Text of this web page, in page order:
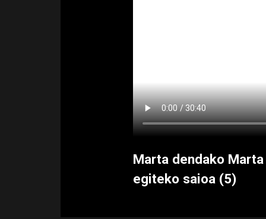
Marta dendako
egiteko saioa (5)